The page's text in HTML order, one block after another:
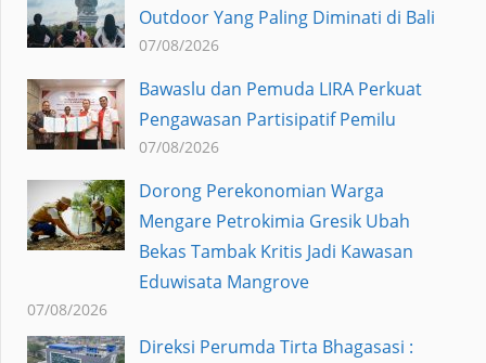
Outdoor Yang Paling Diminati di Bali
07/08/2026
Bawaslu dan Pemuda LIRA Perkuat
Pengawasan Partisipatif Pemilu
07/08/2026
Dorong Perekonomian Warga
Mengare Petrokimia Gresik Ubah
Bekas Tambak Kritis Jadi Kawasan
Eduwisata Mangrove
07/08/2026
Direksi Perumda Tirta Bhagasasi :